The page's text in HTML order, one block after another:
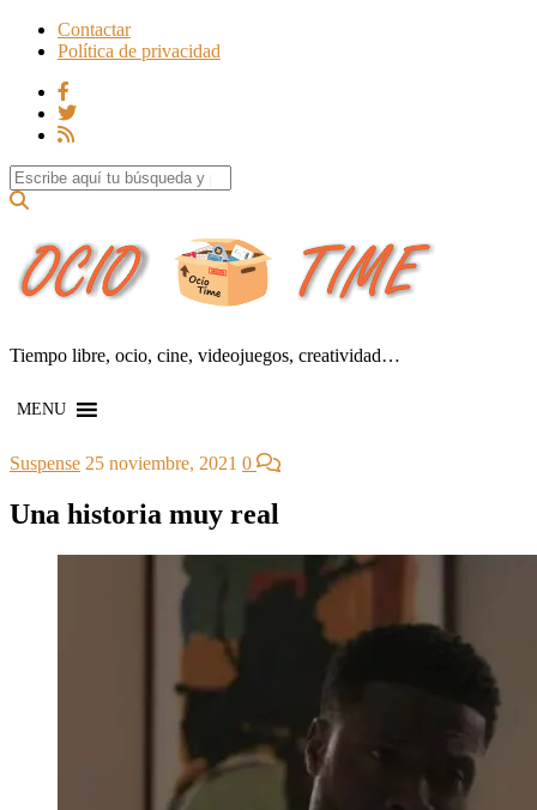
Contactar
Política de privacidad
Search for:
Tiempo libre, ocio, cine, videojuegos, creatividad…
MENU
Suspense 25 noviembre, 2021 0
Una historia muy real